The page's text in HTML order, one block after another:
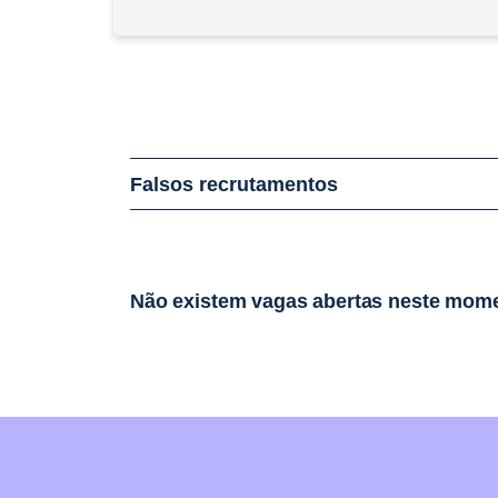
Falsos recrutamentos
Não existem vagas abertas neste